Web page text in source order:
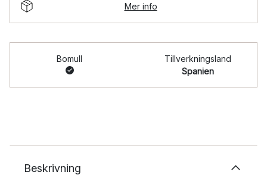
Mer info
Bomull
Tillverkningsland
Spanien
Beskrivning